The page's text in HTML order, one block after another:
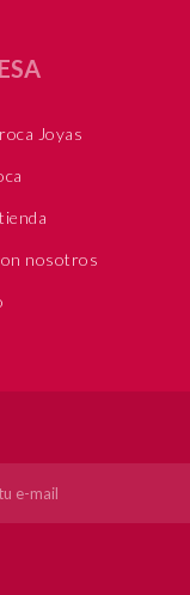
Joyas
nosotros